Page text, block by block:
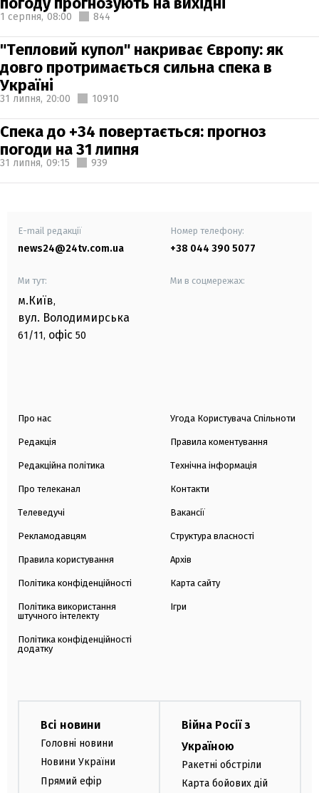
1 серпня, 08:00 844
"Тепловий купол" накриває Європу: як
довго протримається сильна спека в
Україні
31 липня, 20:00 10910
Спека до +34 повертається: прогноз
погоди на 31 липня
31 липня, 09:15 939
E-mail редакції
news24@24tv.com.ua
Номер телефону:
+38 044 390 5077
Ми тут:
м.Київ,
вул. Володимирська
61/11, офіс 50
Ми в соцмережах:
Про нас
Редакція
Редакційна політика
Про телеканал
Телеведучі
Рекламодавцям
Правила користування
Політика конфіденційності
Політика використання
штучного інтелекту
Політика конфіденційності
додатку
Угода Користувача Спільноти
Правила коментування
Технічна інформація
Контакти
Вакансії
Структура власності
Архів
Карта сайту
Ігри
Всі новини
Головні новини
Новини України
Прямий ефір
Війна Росії з
Україною
Ракетні обстріли
Карта бойових дій